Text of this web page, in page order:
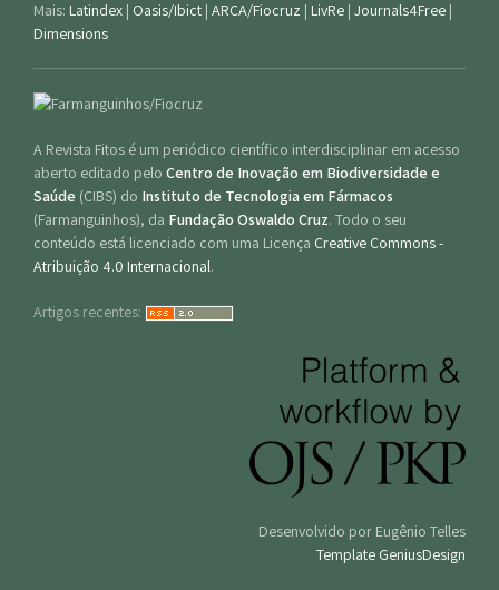
Mais: Latindex | Oasis/Ibict | ARCA/Fiocruz | LivRe | Journals4Free |
Dimensions
A Revista Fitos é um periódico científico interdisciplinar em acesso
aberto editado pelo Centro de Inovação em Biodiversidade e
Saúde (CIBS) do Instituto de Tecnologia em Fármacos
(Farmanguinhos), da Fundação Oswaldo Cruz. Todo o seu
conteúdo está licenciado com uma Licença Creative Commons -
Atribuição 4.0 Internacional.
Artigos recentes:
Desenvolvido por Eugênio Telles
Template GeniusDesign